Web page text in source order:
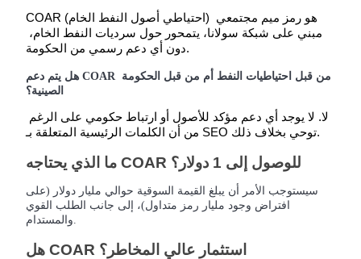
Exclusive for BitMart Users
Register & Trade to Win 500,000 USDT
Precious Metals Trading Carnival
Trade Gold & Silver · 33,333 USDT Bonus
USDT New User Exclusive 10% APR
USDT Flexible Staking | Daily Rewards
COAR (احتياطي أصول النفط الخام) هو رمز ميم مجتمعي
دون أي دعم رسمي من الحكومة.
هل يتم دعم COAR من قبل احتياطيات النفط أم من قبل الحكومة
الصينية؟
من أن الكلمات الرئيسية المتعلقة بـ SEO توحي بخلاف ذلك.
ما الذي يحتاجه COAR للوصول إلى 1 دولار؟
سيستوجب الأمر أن يبلغ القيمة السوقية حوالي مليار دولار (على
افتراض وجود مليار رمز متداول)، إلى جانب الطلب القوي
هل COAR استثمار عالي المخاطر؟